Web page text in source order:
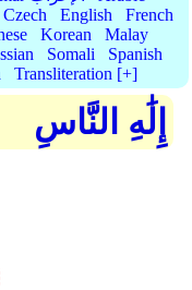
Czech English
French
Korean
Malay
Somali
Spanish
Transliteration [+]
إِلَٰهِ النَّاسِ